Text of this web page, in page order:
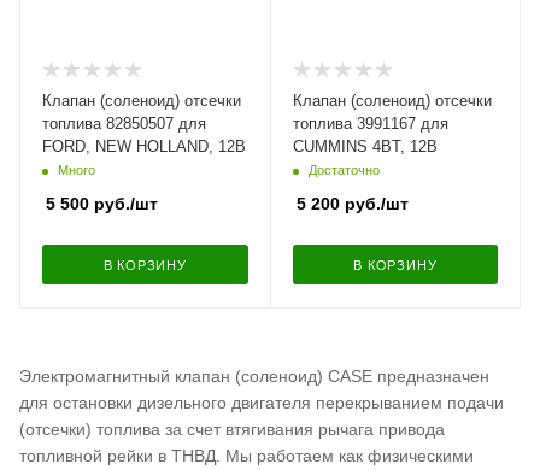
Клапан (соленоид) отсечки
топлива 82850507 для
FORD, NEW HOLLAND, 12В
Много
5 500 руб./шт
В КОРЗИНУ
Клапан (соленоид) отсечки
топлива 3991167 для
CUMMINS 4BT, 12В
Достаточно
5 200руб./шт
В КОРЗИНУ
Электромагнитный клапан (соленоид) CASE предназначен
для остановки дизельного двигателя перекрыванием подачи
(отсечки) топлива за счет втягивания рычага привода
топливной рейки в ТНВД. Мы работаем как физическими